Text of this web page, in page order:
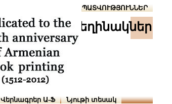
ՆԱԽԱՊԱՏՎՈՒԹՅՈՒՆՆԵՐ
հեղինակներ
Վերնագրեր Ա-Ֆ Նյութի տեսակ